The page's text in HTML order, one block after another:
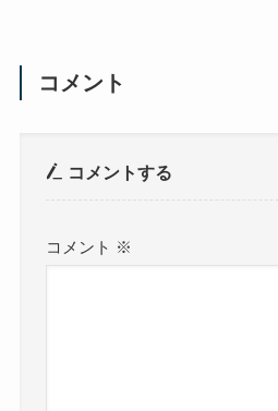
コメント
コメントする
コメント ※